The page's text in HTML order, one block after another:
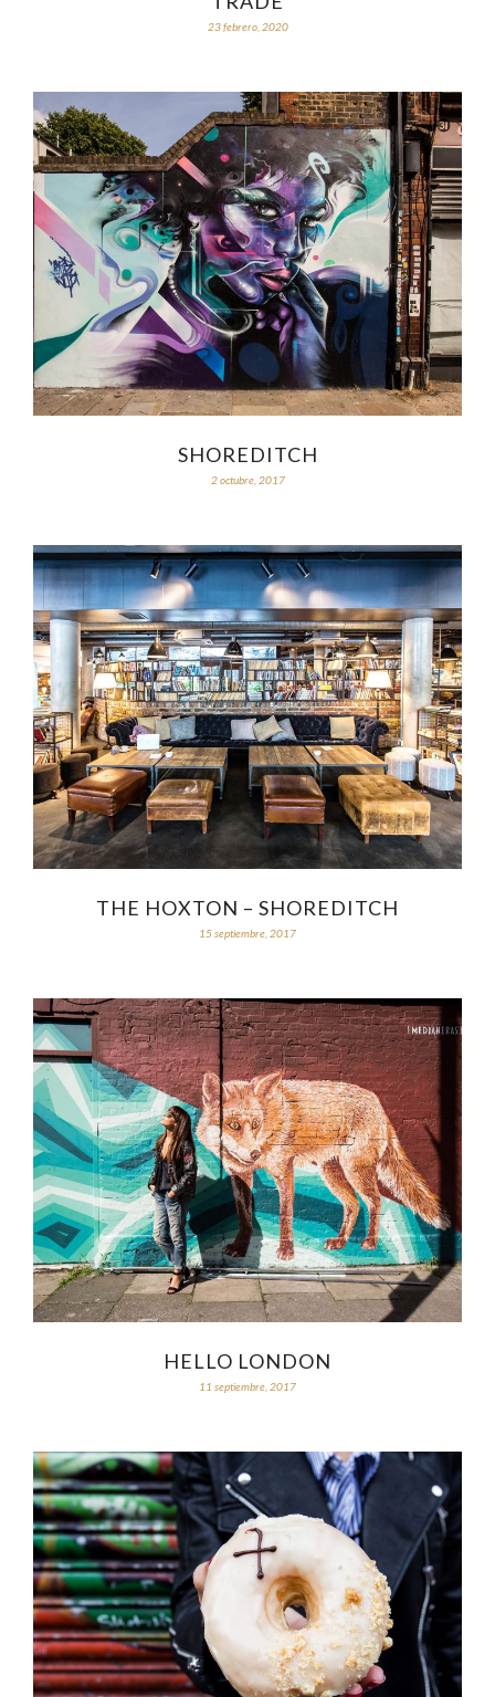
23 febrero, 2020
SHOREDITCH
2 octubre, 2017
THE HOXTON – SHOREDITCH
15 septiembre, 2017
HELLO LONDON
11 septiembre, 2017